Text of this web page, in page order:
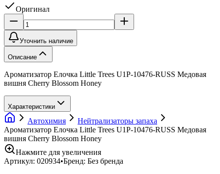
Оригинал
Уточнить наличие
Описание
Ароматизатор Елочка Little Trees U1P-10476-RUSS Медовая
вишня Cherry Blossom Honey
Характеристики
Автохимия
Нейтрализаторы запаха
Ароматизатор Елочка Little Trees U1P-10476-RUSS Медовая
вишня Cherry Blossom Honey
Нажмите для увеличения
Артикул: 020934•Бренд: Без бренда